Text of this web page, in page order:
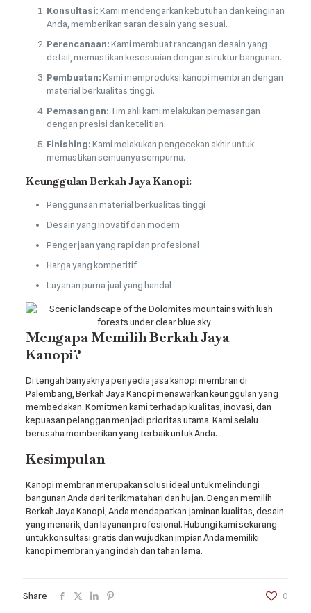
Konsultasi:Kami mendengarkan kebutuhan dan keinginan
Anda, memberikan saran desain yang sesuai.
Perencanaan:Kami membuat rancangan desain yang
detail, memastikan kesesuaian dengan struktur bangunan.
Pembuatan:Kami memproduksi kanopi membran dengan
material berkualitas tinggi.
Pemasangan: Tim ahli kami melakukan pemasangan
dengan presisi dan ketelitian.
Finishing:Kami melakukan pengecekan akhir untuk
memastikan semuanya sempurna.
Keunggulan Berkah Jaya Kanopi:
Penggunaan material berkualitas tinggi
Desain yang inovatif dan modern
Pengerjaan yang rapi dan profesional
Harga yang kompetitif
Layanan purna jual yang handal
Mengapa Memilih Berkah Jaya
Kanopi?
Di tengah banyaknya penyedia jasa kanopi membran di
Palembang, Berkah Jaya Kanopi menawarkan keunggulan yang
membedakan. Komitmen kami terhadap kualitas, inovasi, dan
kepuasan pelanggan menjadi prioritas utama. Kami selalu
berusaha memberikan yang terbaik untuk Anda.
Kesimpulan
Kanopi membran merupakan solusi ideal untuk melindungi
bangunan Anda dari terik matahari dan hujan. Dengan memilih
Berkah Jaya Kanopi, Anda mendapatkan jaminan kualitas, desain
yang menarik, dan layanan profesional. Hubungi kami sekarang
untuk konsultasi gratis dan wujudkan impian Anda memiliki
kanopi membran yang indah dan tahan lama.
Share 0